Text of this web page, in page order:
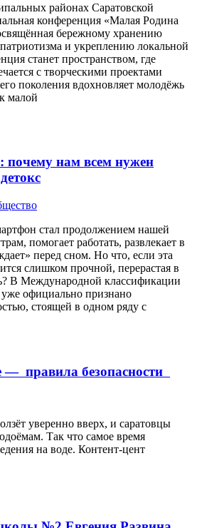
районах Саратовской
конференция «Малая Родина
бережному хранению
и укреплению локальной
станет пространством, где
с творческими проектами
поколения вдохновляет молодёжь
малой
нам всем нужен
стал продолжением нашей
помогает работать, развлекает в
перед сном. Но что, если эта
слишком прочной, перерастая в
В Международной классификации
уже официально признано
стоящей в одном ряду с
— правила безопасности
уверенно вверх, и саратовцы
Так что самое время
на воде. Контент-цент